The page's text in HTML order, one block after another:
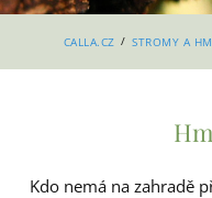
CALLA.CZ / STROMY A
Kdo nemá na zahradě